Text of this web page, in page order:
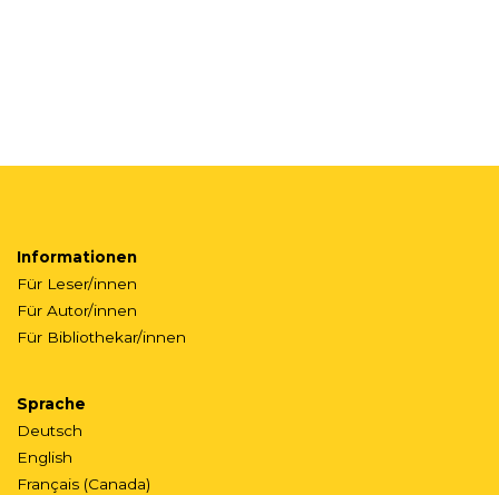
Informationen
Für Leser/innen
Für Autor/innen
Für Bibliothekar/innen
Sprache
Deutsch
English
Français (Canada)